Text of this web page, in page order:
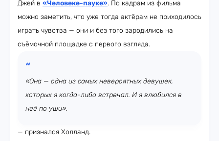
Джей в «Человеке-пауке». По кадрам из фильма
можно заметить, что уже тогда актёрам не приходилось
играть чувства — они и без того зародились на
съёмочной площадке с первого взгляда.
«Она — одна из самых невероятных девушек,
которых я когда-либо встречал. И я влюбился в
неё по уши»,
— признался Холланд.